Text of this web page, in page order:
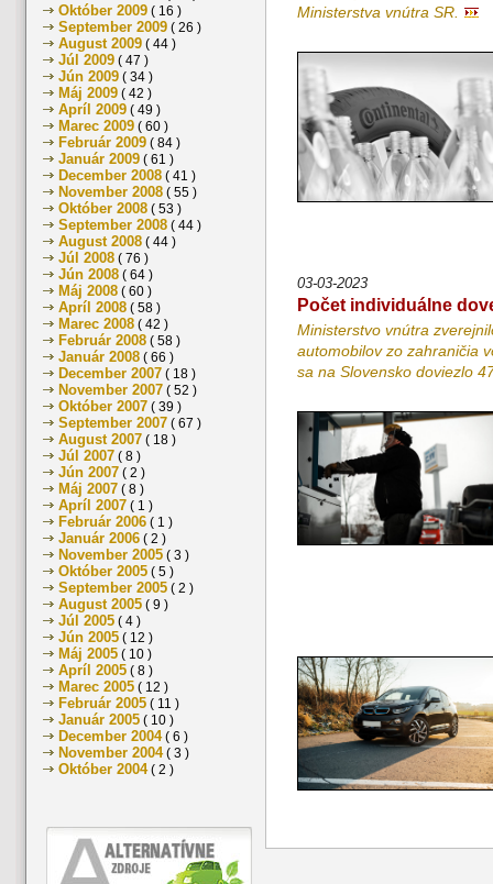
Október 2009 ( 16 )
September 2009 ( 26 )
August 2009 ( 44 )
Júl 2009 ( 47 )
Jún 2009 ( 34 )
Máj 2009 ( 42 )
Apríl 2009 ( 49 )
Marec 2009 ( 60 )
Február 2009 ( 84 )
Január 2009 ( 61 )
December 2008 ( 41 )
November 2008 ( 55 )
Október 2008 ( 53 )
September 2008 ( 44 )
August 2008 ( 44 )
Júl 2008 ( 76 )
Jún 2008 ( 64 )
Máj 2008 ( 60 )
Apríl 2008 ( 58 )
Marec 2008 ( 42 )
Február 2008 ( 58 )
Január 2008 ( 66 )
December 2007 ( 18 )
November 2007 ( 52 )
Október 2007 ( 39 )
September 2007 ( 67 )
August 2007 ( 18 )
Júl 2007 ( 8 )
Jún 2007 ( 2 )
Máj 2007 ( 8 )
Apríl 2007 ( 1 )
Február 2006 ( 1 )
Január 2006 ( 2 )
November 2005 ( 3 )
Október 2005 ( 5 )
September 2005 ( 2 )
August 2005 ( 9 )
Júl 2005 ( 4 )
Jún 2005 ( 12 )
Máj 2005 ( 10 )
Apríl 2005 ( 8 )
Marec 2005 ( 12 )
Február 2005 ( 11 )
Január 2005 ( 10 )
December 2004( 6 )
November 2004( 3 )
Október 2004( 2 )
Ministerstva vnútra SR.
03-03-2023
Počet individuálne
Ministerstvo vnútra
automobilov zo zahraničia
sa na Slovensko doviezlo